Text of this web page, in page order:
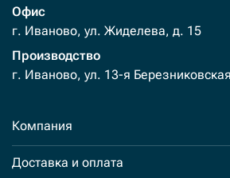
Офис
г. Иваново, ул. Жиделева, д. 15
Производство
г. Иваново, ул. 13-я
Компания
Доставка и оплата